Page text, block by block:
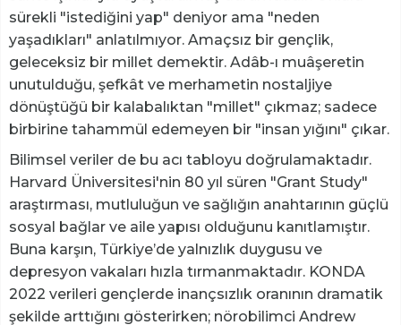
sürekli "istediğini yap" deniyor ama "neden
yaşadıkları" anlatılmıyor. Amaçsız bir gençlik,
geleceksiz bir millet demektir. Adâb-ı muâşeretin
unutulduğu, şefkât ve merhametin nostaljiye
dönüştüğü bir kalabalıktan "millet" çıkmaz; sadece
birbirine tahammül edemeyen bir "insan yığını" çıkar.
​Bilimsel veriler de bu acı tabloyu doğrulamaktadır.
Harvard Üniversitesi'nin 80 yıl süren "Grant Study"
araştırması, mutluluğun ve sağlığın anahtarının güçlü
sosyal bağlar ve aile yapısı olduğunu kanıtlamıştır.
Buna karşın, Türkiye’de yalnızlık duygusu ve
depresyon vakaları hızla tırmanmaktadır. KONDA
2022 verileri gençlerde inançsızlık oranının dramatik
şekilde arttığını gösterirken; nörobilimci Andrew